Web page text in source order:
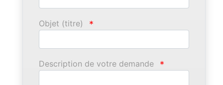
Objet (titre) *
Description de votre demande *